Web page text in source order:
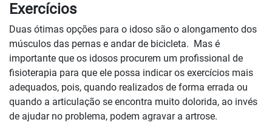
Exercícios
Duas ótimas opções para o idoso são o alongamento dos
músculos das pernas e andar de bicicleta. Mas é
importante que os idosos procurem um profissional de
fisioterapia para que ele possa indicar os exercícios mais
adequados, pois, quando realizados de forma errada ou
quando a articulação se encontra muito dolorida, ao invés
de ajudar no problema, podem agravar a artrose.